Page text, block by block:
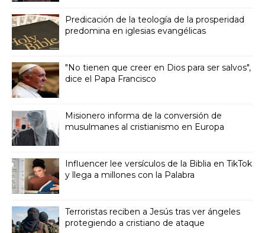
Predicación de la teología de la prosperidad
predomina en iglesias evangélicas
"No tienen que creer en Dios para ser salvos",
dice el Papa Francisco
Misionero informa de la conversión de
musulmanes al cristianismo en Europa
Influencer lee versículos de la Biblia en TikTok
y llega a millones con la Palabra
Terroristas reciben a Jesús tras ver ángeles
protegiendo a cristiano de ataque